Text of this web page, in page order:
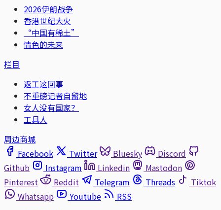
2026伊朗战争
香港世纪大火
“中国有稀土”
情色的未来
栏目
返工这回事
不重磅记者自留地
女人没有国家？
工具人
周边商城
Facebook
Twitter Bluesky
Discord
Github
Instagram Linkedin
Mastodon
Pinterest
Reddit Telegram Threads
Tiktok
Whatsapp
Youtube
RSS